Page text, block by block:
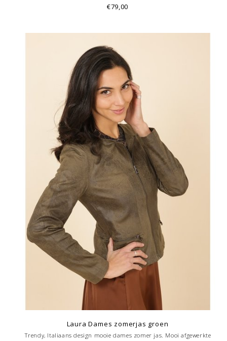
€79,00
Laura Dames zomerjas groen
Trendy, Italiaans design mooie dames zomer jas. Mooi afgewerkte